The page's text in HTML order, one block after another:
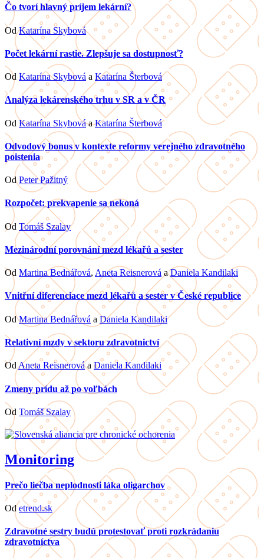
Čo tvorí hlavný príjem lekární?
OdKatarína Skybová
Počet lekární rastie. Zlepšuje sa dostupnosť?
Od Katarína Skybová a Katarína Šterbová
Analýza lekárenského trhu v SR a v ČR
Od Katarína SkybováaKatarína Šterbová
Odvodový bonus v kontexte reformy verejného zdravotného
poistenia
OdPeter Pažitný
Rozpočet: prekvapenie sa nekoná
Od Tomáš Szalay
Mezinárodní porovnání mezd lékařů a sester
Od Martina Bednářová, Aneta Reisnerová aDaniela Kandilaki
Vnitřní diferenciace mezd lékařů a sester v České republice
OdMartina Bednářová a Daniela Kandilaki
Relativní mzdy v sektoru zdravotnictví
OdAneta Reisnerováa Daniela Kandilaki
Zmeny prídu až po voľbách
Od Tomáš Szalay
Monitoring
Prečo liečba neplodnosti láka oligarchov
Odetrend.sk
Zdravotné sestry budú protestovať proti rozkrádaniu
zdravotníctva